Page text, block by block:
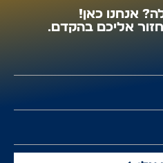
אנחנו כאן!
אליכם בהקדם.